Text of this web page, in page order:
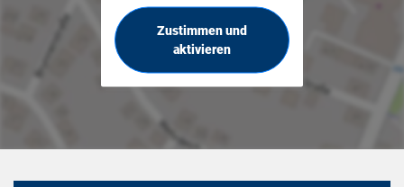
Zustimmen und
aktivieren